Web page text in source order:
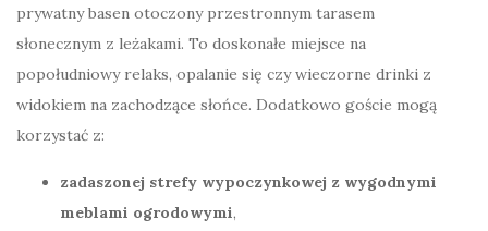
prywatny basen otoczony przestronnym tarasem
słonecznym z leżakami. To doskonałe miejsce na
popołudniowy relaks, opalanie się czy wieczorne drinki z
widokiem na zachodzące słońce. Dodatkowo goście mogą
korzystać z:
zadaszonej strefy wypoczynkowej z wygodnymi
meblami ogrodowymi,